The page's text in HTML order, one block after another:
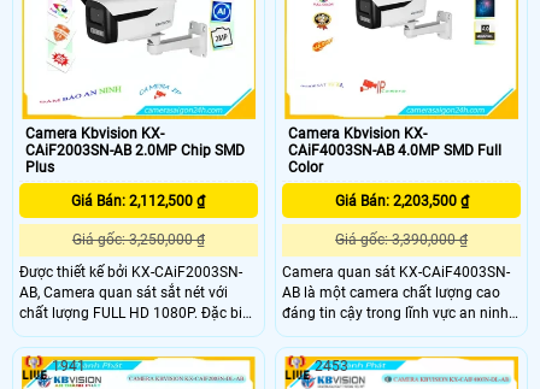
sát trong bóng tối tới 30m
Camera Kbvision KX-
CAiF2003SN-AB 2.0MP Chip SMD
Plus
Giá Bán: 2,112,500 ₫
Giá gốc: 3,250,000 ₫
Được thiết kế bởi KX-CAiF2003SN-
AB, Camera quan sát sắt nét với
chất lượng FULL HD 1080P. Đặc biệt,
Camera này cung cấp màu sắc ban
đêm với độ rõ nét đến 50m. Được
thiết kế đáp ứng yêu cầu lắp đặt
Camera Kbvision KX-
CAiF4003SN-AB 4.0MP SMD Full
Color
Giá Bán: 2,203,500 ₫
Giá gốc: 3,390,000 ₫
Camera quan sát KX-CAiF4003SN-
AB là một camera chất lượng cao
đáng tin cậy trong lĩnh vực an ninh
với độ phân giải Full HD 1080p, nó
cung cấp hình ảnh sắc nét và chất
lượng cao đảm bảo giám sát tốt
1941 2453